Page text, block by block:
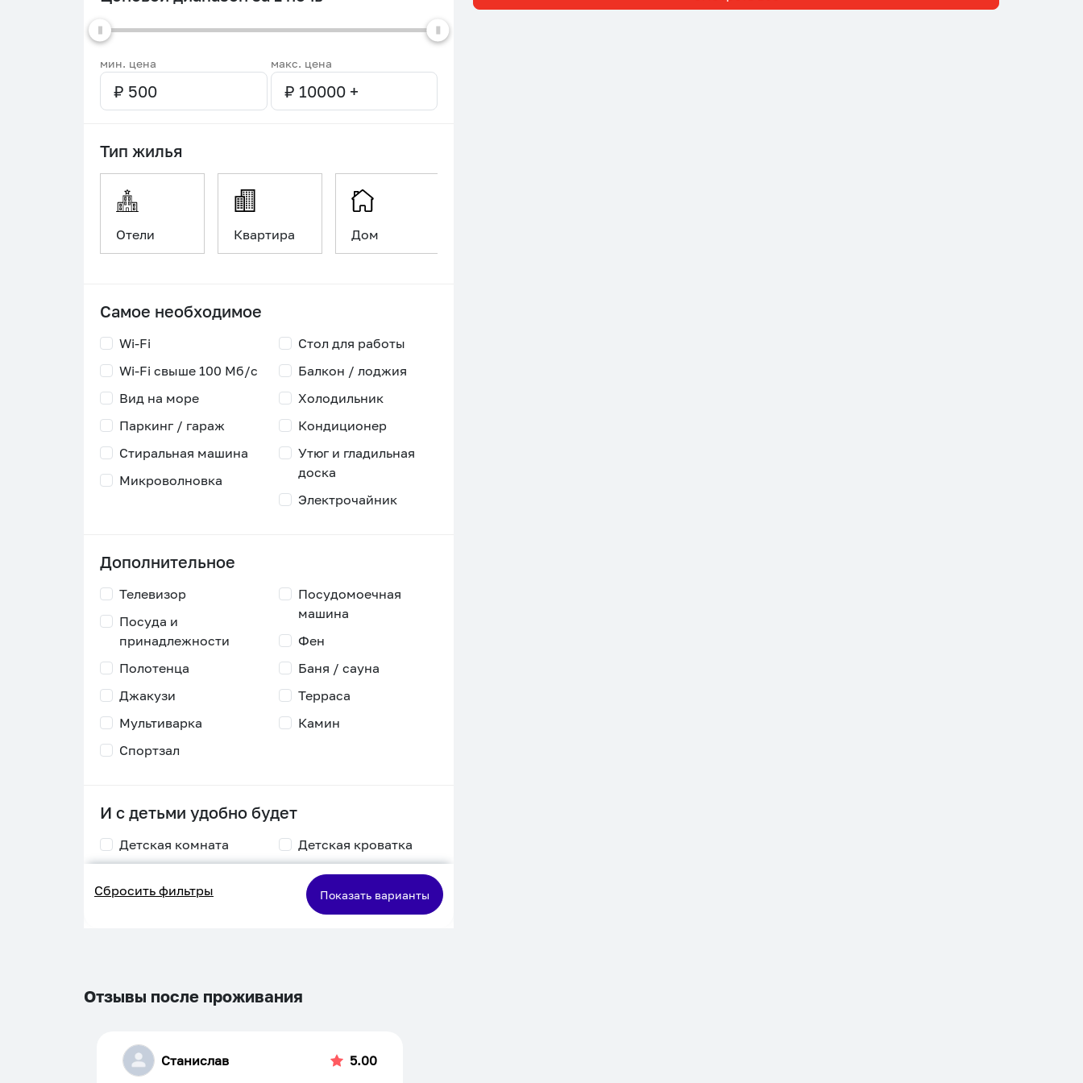
мин. цена макс. цена
Тип жилья
Отели Квартира Дом
Самое необходимое
Wi-Fi
Wi-Fi свыше 100 Мб/с
Стол для работы
Балкон / лоджия
Вид на море
Паркинг / гараж
Холодильник
Кондиционер
Стиральная машина
Микроволновка
Утюг и гладильная
доска
Электрочайник
Дополнительное
Телевизор
Посуда и
принадлежности
Посудомоечная
машина
Фен
Полотенца
Джакузи
Баня / сауна
Терраса
Мультиварка
Спортзал
Камин
И с детьми удобно будет
Детская комната
кормления
Детская кроватка
Двухъярусная
кровать
Сбросить фильтры Показать варианты
Отзывы после проживания
Станислав 5.00